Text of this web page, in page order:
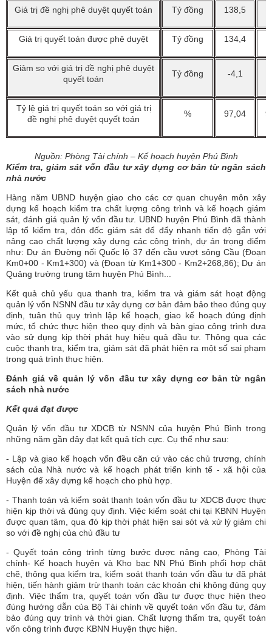
Giá trị đề nghị phê duyệt quyết toán Tỷ đồng 138,5
Giá trị quyết toán được phê duyệt Tỷ đồng 134,4
Giảm so với giá trị đề nghị phê duyệt
quyết toán
Tỷ đồng -4,1
Tỷ lệ giá trị quyết toán so với giá trị
đề nghị phê duyệt quyết toán
% 97,04
Nguồn: Phòng Tài chính – Kế hoạch huyện Phú Bình
Kiểm tra, giám sát vốn đầu tư xây dựng cơ bản từ ngân sách
nhà nước
Hàng năm UBND huyện giao cho các cơ quan chuyên môn xây
dựng kế hoạch kiểm tra chất lượng công trình và kế hoạch giám
sát, đánh giá quản lý vốn đầu tư. UBND huyện Phú Bình đã thành
lập tổ kiểm tra, đôn đốc giám sát để đẩy nhanh tiến độ gắn với
nâng cao chất lượng xây dựng các công trình, dự án trọng điểm
như: Dự án Đường nối Quốc lộ 37 đến cầu vượt sông Cầu (Đoạn
Km0+00 - Km1+300) và (Đoạn từ Km1+300 - Km2+268,86); Dự án
Quảng trường trung tâm huyện Phú Bình...
Kết quả chủ yếu qua thanh tra, kiểm tra và giám sát hoạt động
quản lý vốn NSNN đầu tư xây dựng cơ bản đảm bảo theo đúng quy
định, tuân thủ quy trình lập kế hoạch, giao kế hoạch đúng định
mức, tổ chức thực hiện theo quy định và bàn giao công trình đưa
vào sử dụng kịp thời phát huy hiệu quả đầu tư. Thông qua các
cuộc thanh tra, kiểm tra, giám sát đã phát hiện ra một số sai phạm
trong quá trình thực hiện.
Đánh giá về quản lý vốn đầu tư xây dựng cơ bản từ ngân
sách nhà nước
Kết quả đạt được
Quản lý vốn đầu tư XDCB từ NSNN của huyện Phú Bình trong
những năm gần đây đạt kết quả tích cực. Cụ thể như sau:
- Lập và giao kế hoạch vốn đều căn cứ vào các chủ trương, chính
sách của Nhà nước và kế hoạch phát triển kinh tế - xã hội của
Huyện để xây dựng kế hoạch cho phù hợp.
- Thanh toán và kiểm soát thanh toán vốn đầu tư XDCB được thực
hiện kịp thời và đúng quy định. Việc kiểm soát chi tại KBNN Huyện
được quan tâm, qua đó kịp thời phát hiện sai sót và xử lý giảm chi
so với đề nghị của chủ đầu tư
- Quyết toán công trình từng bước được nâng cao, Phòng Tài
chính- Kế hoạch huyện và Kho bạc NN Phú Bình phối hợp chặt
chẽ, thông qua kiểm tra, kiểm soát thanh toán vốn đầu tư đã phát
hiện, tiến hành giảm trừ thanh toán các khoản chi không đúng quy
định. Việc thẩm tra, quyết toán vốn đầu tư được thực hiện theo
đúng hướng dẫn của Bộ Tài chính về quyết toán vốn đầu tư, đảm
bảo đúng quy trình và thời gian. Chất lượng thẩm tra, quyết toán
vốn công trình được KBNN Huyện thực hiện.